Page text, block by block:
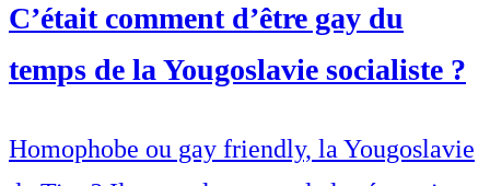
C’était comment d’être gay du
temps de la Yougoslavie socialiste ?
Homophobe ou gay friendly, la Yougoslavie